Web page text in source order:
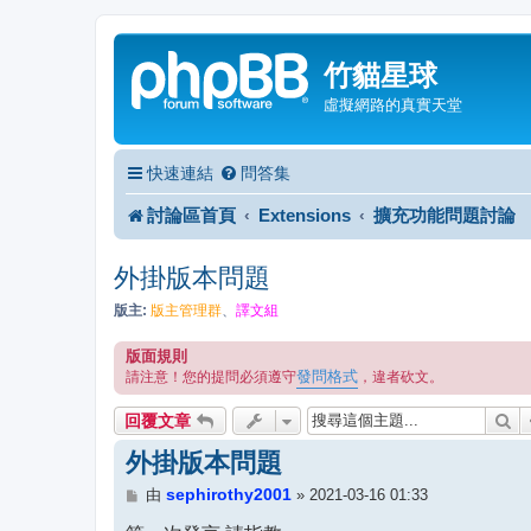
竹貓星球
虛擬網路的真實天堂
快速連結 問答集
討論區首頁 Extensions 擴充功能問題討論
外掛版本問題
版主: 版主管理群 譯文組
版面規則
請注意！您的提問必須遵守發問格式 ，違者砍文。
回覆文章
外掛版本問題
文
由 sephirothy2001» 2021-03-16 01:33